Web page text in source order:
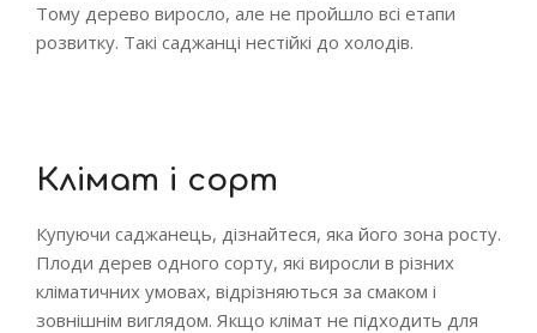
Тому дерево виросло, але не пройшло всі етапи
розвитку. Такі саджанці нестійкі до холодів.
Клімат і сорт
Купуючи саджанець, дізнайтеся, яка його зона росту.
Плоди дерев одного сорту, які виросли в різних
кліматичних умовах, відрізняються за смаком і
зовнішнім виглядом. Якщо клімат не підходить для